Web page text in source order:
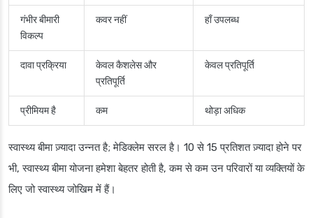
गंभीर बीमारी
विकल्प
कवर नहीं हाँ उपलब्ध
दावा प्रक्रिया
केवल कैशलेस और
प्रतिपूर्ति
केवल प्रतिपूर्ति
प्रीमियम है कम थोड़ा अधिक
स्वास्थ्य बीमा ज़्यादा उन्नत है; मेडिक्लेम सरल है। 10 से 15 प्रतिशत ज़्यादा होने पर
भी, स्वास्थ्य बीमा योजना हमेशा बेहतर होती है, कम से कम उन परिवारों या व्यक्तियों के
लिए जो स्वास्थ्य जोखिम में हैं।